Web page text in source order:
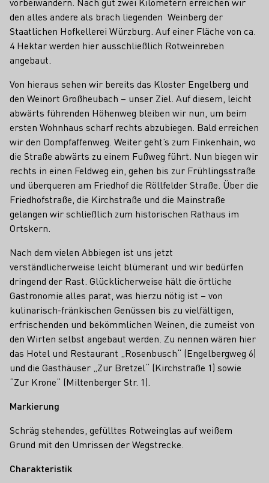
den alles andere als brach liegenden Weinberg der
Staatlichen Hofkellerei Würzburg. Auf einer Fläche von ca.
4 Hektar werden hier ausschließlich Rotweinreben
angebaut.
Von hieraus sehen wir bereits das Kloster Engelberg und
den Weinort Großheubach – unser Ziel. Auf diesem, leicht
abwärts führenden Höhenweg bleiben wir nun, um beim
ersten Wohnhaus scharf rechts abzubiegen. Bald erreichen
wir den Dompfaffenweg. Weiter geht’s zum Finkenhain, wo
die Straße abwärts zu einem Fußweg führt. Nun biegen wir
rechts in einen Feldweg ein, gehen bis zur Frühlingsstraße
und überqueren am Friedhof die Röllfelder Straße. Über die
Friedhofstraße, die Kirchstraße und die Mainstraße
gelangen wir schließlich zum historischen Rathaus im
Ortskern.
Nach dem vielen Abbiegen ist uns jetzt
verständlicherweise leicht blümerant und wir bedürfen
dringend der Rast. Glücklicherweise hält die örtliche
Gastronomie alles parat, was hierzu nötig ist – von
kulinarisch-fränkischen Genüssen bis zu vielfältigen,
erfrischenden und bekömmlichen Weinen, die zumeist von
den Wirten selbst angebaut werden. Zu nennen wären hier
das Hotel und Restaurant „Rosenbusch“ (Engelbergweg 6)
und die Gasthäuser „Zur Bretzel“ (Kirchstraße 1) sowie
“Zur Krone“ (Miltenberger Str. 1).
Markierung
Schräg stehendes, gefülltes Rotweinglas auf weißem
Grund mit den Umrissen der Wegstrecke.
Charakteristik